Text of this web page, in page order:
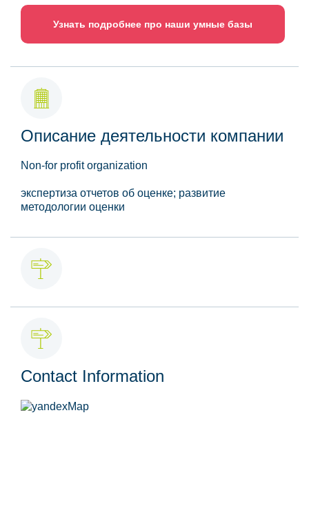
Узнать подробнее про наши умные базы
Описание деятельности компании
Non-for profit organization
экспертиза отчетов об оценке; развитие
методологии оценки
Contact Information